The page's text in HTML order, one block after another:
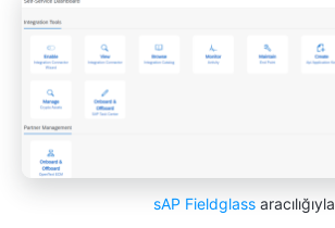
sAP Fieldglassaracılığıyla